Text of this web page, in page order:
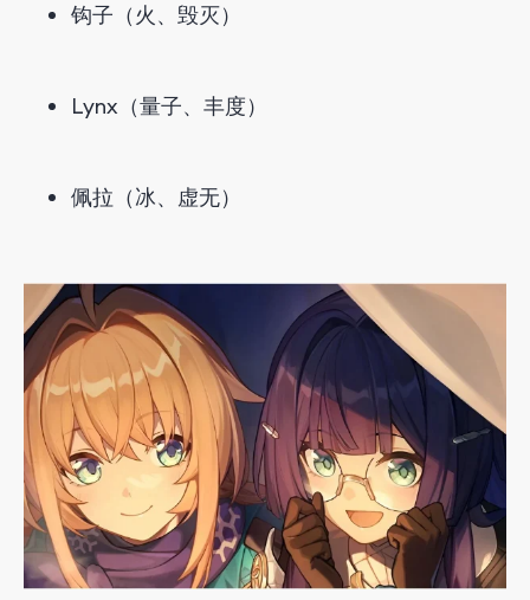
钩子（火、毁灭）
Lynx（量子、丰度）
佩拉（冰、虚无）